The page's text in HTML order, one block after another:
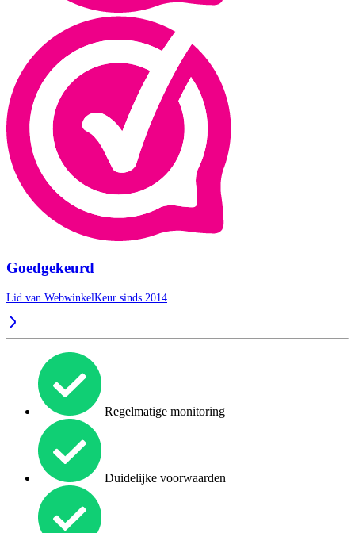
Goedgekeurd
Lid van WebwinkelKeur sinds 2014
Regelmatige monitoring
Duidelijke voorwaarden